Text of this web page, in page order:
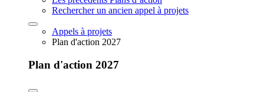
Rechercher un ancien appel à projets
Appels à projets
Plan d'action 2027
Plan d'action 2027